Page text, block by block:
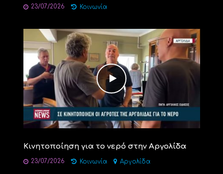
23/07/2026 Κοινωνία
Κινητοποίηση για το νερό στην Αργολίδα
23/07/2026 Κοινωνία Αργολίδα